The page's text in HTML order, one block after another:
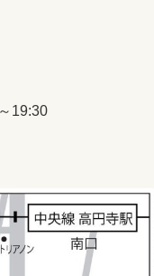
19:30